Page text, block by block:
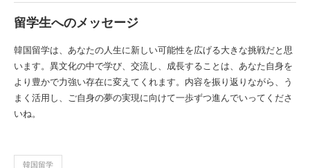
留学生へのメッセージ
韓国留学は、あなたの人生に新しい可能性を広げる大きな挑戦だと思
います。異文化の中で学び、交流し、成長することは、あなた自身を
より豊かで力強い存在に変えてくれます。内容を振り返りながら、う
まく活用し、ご自身の夢の実現に向けて一歩ずつ進んでいってくださ
いね。
韓国留学